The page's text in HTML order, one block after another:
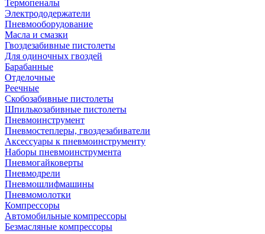
Термопеналы
Электрододержатели
Пневмооборудование
Масла и смазки
Гвоздезабивные пистолеты
Для одиночных гвоздей
Барабанные
Отделочные
Реечные
Скобозабивные пистолеты
Шпилькозабивные пистолеты
Пневмоинструмент
Пневмостеплеры, гвоздезабиватели
Аксессуары к пневмоинструменту
Наборы пневмоинструмента
Пневмогайковерты
Пневмодрели
Пневмошлифмашины
Пневмомолотки
Компрессоры
Автомобильные компрессоры
Безмасляные компрессоры